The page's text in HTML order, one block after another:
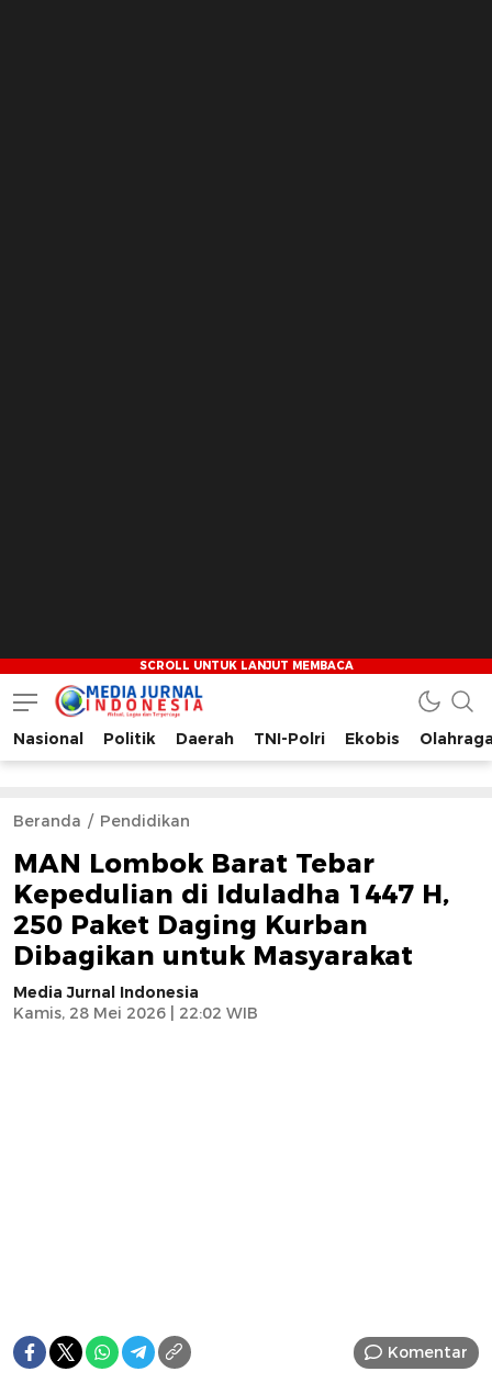
Media Jurnal Indonesia
Bersama Membangun Indonesia
Nasional Politik Daerah TNI-Polri Ekobis
Beranda Pendidikan
MAN Lombok Barat Tebar
Kepedulian di Iduladha 1447 H,
250 Paket Daging Kurban
Dibagikan untuk Masyarakat
Media Jurnal Indonesia
Kamis, 28 Mei 2026 | 22:02 WIB
Komentar